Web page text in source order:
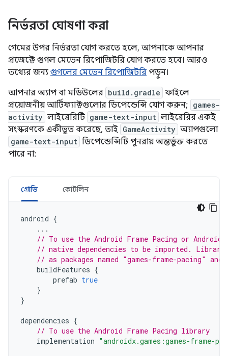
নির্ভরতা ঘোষণা করা
গেমের উপর নির্ভরতা যোগ করতে হলে, আপনাকে আপনার
প্রজেক্টে গুগল মেভেন রিপোজিটরি যোগ করতে হবে। আরও
তথ্যের জন্য গুগলের মেভেন রিপোজিটরি পড়ুন।
আপনার অ্যাপ বা মডিউলের build.gradle ফাইলে
প্রয়োজনীয় আর্টিফ্যাক্টগুলোর ডিপেন্ডেন্সি যোগ করুন; games-
activity লাইব্রেরিটি game-text-input লাইব্রেরির একই
সংস্করণকে একীভূত করেছে, তাই GameActivity অ্যাপগুলো
game-text-input ডিপেন্ডেন্সিটি পুনরায় অন্তর্ভুক্ত করতে
পারে না:
গ্রোভি কোটলিন
android {
...
// To use the Android Frame Pacing or
// native dependencies to be imported.
// as packages named "games-frame-pacing"
buildFeatures {
prefab true
}
}
dependencies {
// To use the Android Frame Pacing library
implementation "androidx.games:games-frame-